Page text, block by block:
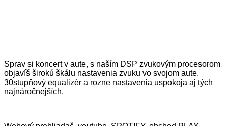
Sprav si koncert v aute, s naším DSP zvukovým procesorom
objavíš širokú škálu nastavenia zvuku vo svojom aute.
30stupňový equalizér a rozne nastavenia uspokoja aj tých
najnáročnejších.